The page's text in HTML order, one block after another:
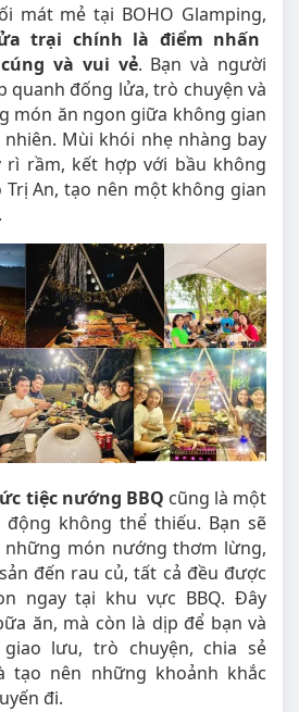
mát mẻ tại BOHO Glamping,
trại chính là điểm nhấn
và vui vẻ. Bạn và người
quanh đống lửa, trò chuyện và
món ăn ngon giữa không gian
Mùi khói nhẹ nhàng bay
rì rầm, kết hợp với bầu không
An, tạo nên một không gian
tiệc nướng BBQ cũng là một
không thể thiếu. Bạn sẽ
món nướng thơm lừng,
đến rau củ, tất cả đều được
ngay tại khu vực BBQ. Đây
ăn, mà còn là dịp để bạn và
lưu, trò chuyện, chia sẻ
tạo nên những khoảnh khắc
đi.